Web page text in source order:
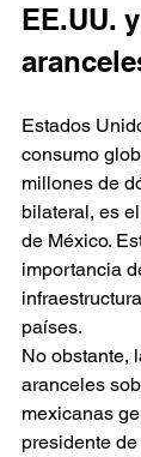
EE.UU.
Estados
consumo
millones de
bilateral, es
de México.
importancia
países.
No obstante,
aranceles
mexicanas
presidente